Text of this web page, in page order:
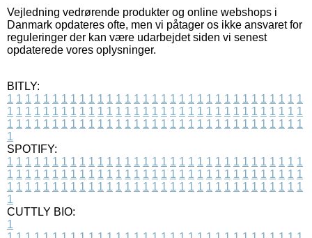
Vejledning vedrørende produkter og online webshops i
Danmark opdateres ofte, men vi påtager os ikke ansvaret for
reguleringer der kan være udarbejdet siden vi senest
opdaterede vores oplysninger.
BITLY:
1 1 1 1 1 1 1 1 1 1 1 1 1 1 1 1 1 1 1 1 1 1 1 1 1 1 1 1 1 1 1 1 1
1 1 1 1 1 1 1 1 1 1 1 1 1 1 1 1 1 1 1 1 1 1 1 1 1 1 1 1 1 1 1 1 1
1 1 1 1 1 1 1 1 1 1 1 1 1 1 1 1 1 1 1 1 1 1 1 1 1 1 1 1 1 1 1 1 1
1
SPOTIFY:
1 1 1 1 1 1 1 1 1 1 1 1 1 1 1 1 1 1 1 1 1 1 1 1 1 1 1 1 1 1 1 1 1
1 1 1 1 1 1 1 1 1 1 1 1 1 1 1 1 1 1 1 1 1 1 1 1 1 1 1 1 1 1 1 1 1
1 1 1 1 1 1 1 1 1 1 1 1 1 1 1 1 1 1 1 1 1 1 1 1 1 1 1 1 1 1 1 1 1
1
CUTTLY BIO:
1